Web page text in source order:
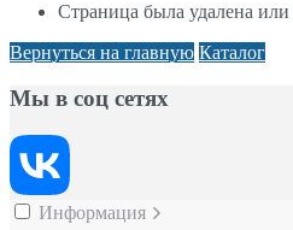
Страница была удалена
Вернуться на главную Каталог
Мы в соц сетях
Информация